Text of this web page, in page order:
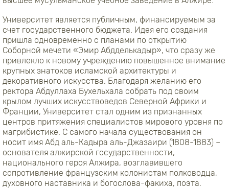
Университет является публичным, финансируемым за
счет государственного бюджета. Идея его создания
пришла одновременно с планами по открытию
Соборной мечети «Эмир Абдделькадыр», что сразу же
привлекло к новому учреждению повышенное внимание
крупных знатоков исламской архитектуры и
декоративного искусства. Благодаря желанию его
ректора Абдуллаха Бухельхала собрать под своим
крылом лучших искусствоведов Северной Африки и
Франции, Университет стал одним из признанных
центров притяжения специалистов мирового уровня по
магрибистике. С самого начала существования он
носит имя Абд аль-Кадыра аль-Джазаири (1808-1883) –
основателя алжирской государственности,
национального героя Алжира, возглавившего
сопротивление французским колонистам полководца,
духовного наставника и богослова-факиха, поэта.